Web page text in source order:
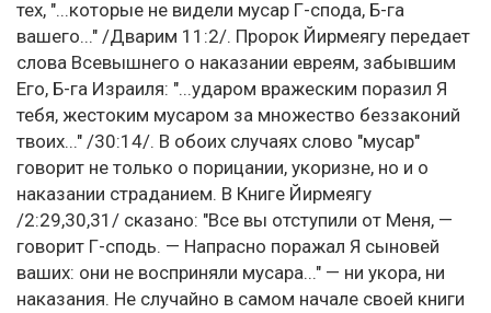
тех, "...которые не видели мусар Г-спода, Б-га
вашего..." /Дварим 11:2/. Пророк Йирмеягу передает
слова Всевышнего о наказании евреям, забывшим
Его, Б-га Израиля: "...ударом вражеским поразил Я
тебя, жестоким мусаром за множество беззаконий
твоих..." /30:14/. В обоих случаях слово "мусар"
говорит не только о порицании, укоризне, но и о
наказании страданием. В Книге Йирмеягу
/2:29,30,31/ сказано: "Все вы отступили от Меня, —
говорит Г-сподь. — Напрасно поражал Я сыновей
ваших: они не восприняли мусара..." — ни укора, ни
наказания. Не случайно в самом начале своей книги